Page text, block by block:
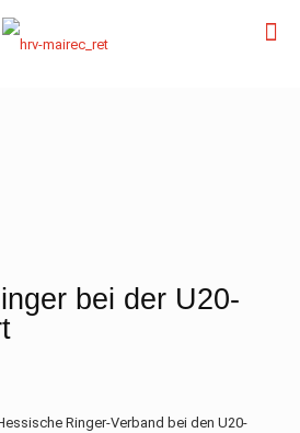
bei der U20-
Ringer-Verband bei den U20-